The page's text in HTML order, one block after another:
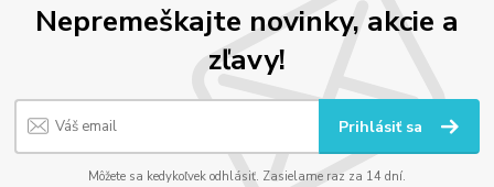
Nepremeškajte novinky, akcie a
zľavy!
Prihlásiť sa
Môžete sa kedykoľvek odhlásiť. Zasielame raz za 14 dní.